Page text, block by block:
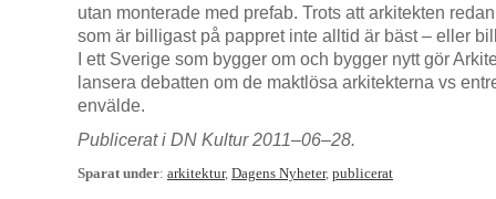
utan monterade med prefab. Trots att arkitekten
som är billigast på pappret inte alltid är bäst – eller
I ett Sverige som bygger om och bygger nytt gör
lansera debatten om de maktlösa arkitekterna vs
envälde.
Publicerat i DN Kultur 2011–06–28.
Sparat under: arkitektur, Dagens Nyheter, publicerat